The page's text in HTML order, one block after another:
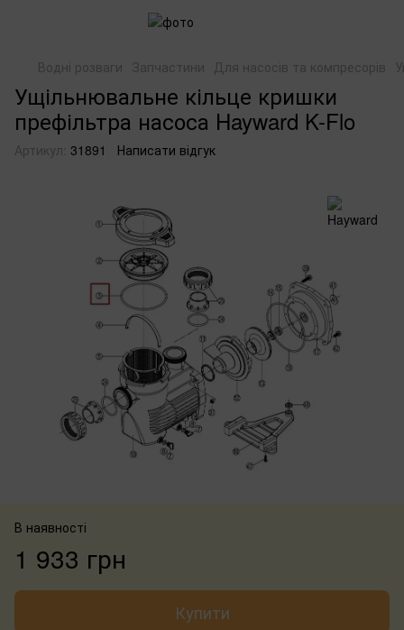
Водні розваги Запчастини Для насосів та компресорів
Ущільнювальне кільце кришки
префільтра насоса Hayward K-Flo
Артикул: 31891 Написати відгук
В наявності
1 933 грн
Купити